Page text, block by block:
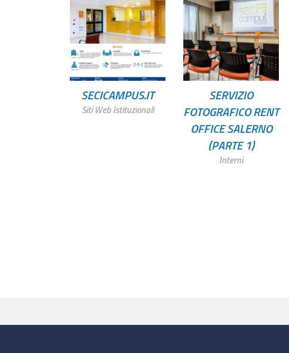
SECICAMPUS.IT
Siti Web Istituzionali
SERVIZIO
FOTOGRAFICO RENT
OFFICE SALERNO
(PARTE 1)
Interni